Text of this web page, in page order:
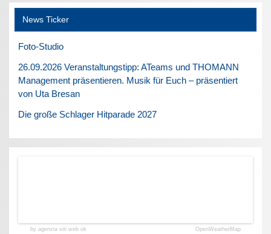
News Ticker
Foto-Studio
26.09.2026 Veranstaltungstipp: ATeams und THOMANN
Management präsentieren. Musik für Euch – präsentiert
von Uta Bresan
Die große Schlager Hitparade 2027
by agenzia siti web ok OpenWeatherMap